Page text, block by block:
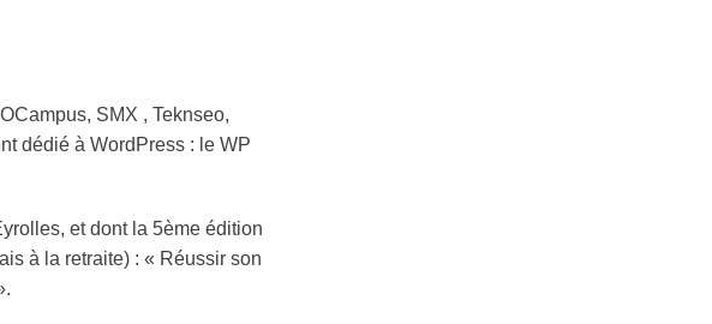
SMX , Teknseo,
dédié à WordPress : le WP
et dont la 5ème édition
à la retraite) : « Réussir son